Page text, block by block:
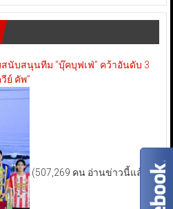
นับสนุนทีม “บุ๊คบุฟเฟ่” คว้าอันดับ 3
ย์ คัพ”
(507,269 คน อ่านข่าวนี้แล้ว)